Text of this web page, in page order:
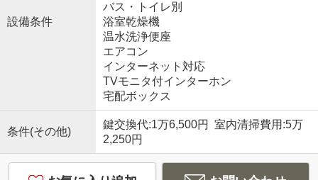
設備条件
バス・トイレ別
浴室乾燥機
温水洗浄便座
エアコン
インターネット対応
TVモニタ付インターホン
宅配ボックス
条件(その他)
鍵交換代:1万6,500円 室内清掃費用:5万
2,250円